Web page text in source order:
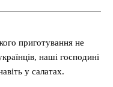
приготування не
наші господині
у салатах.